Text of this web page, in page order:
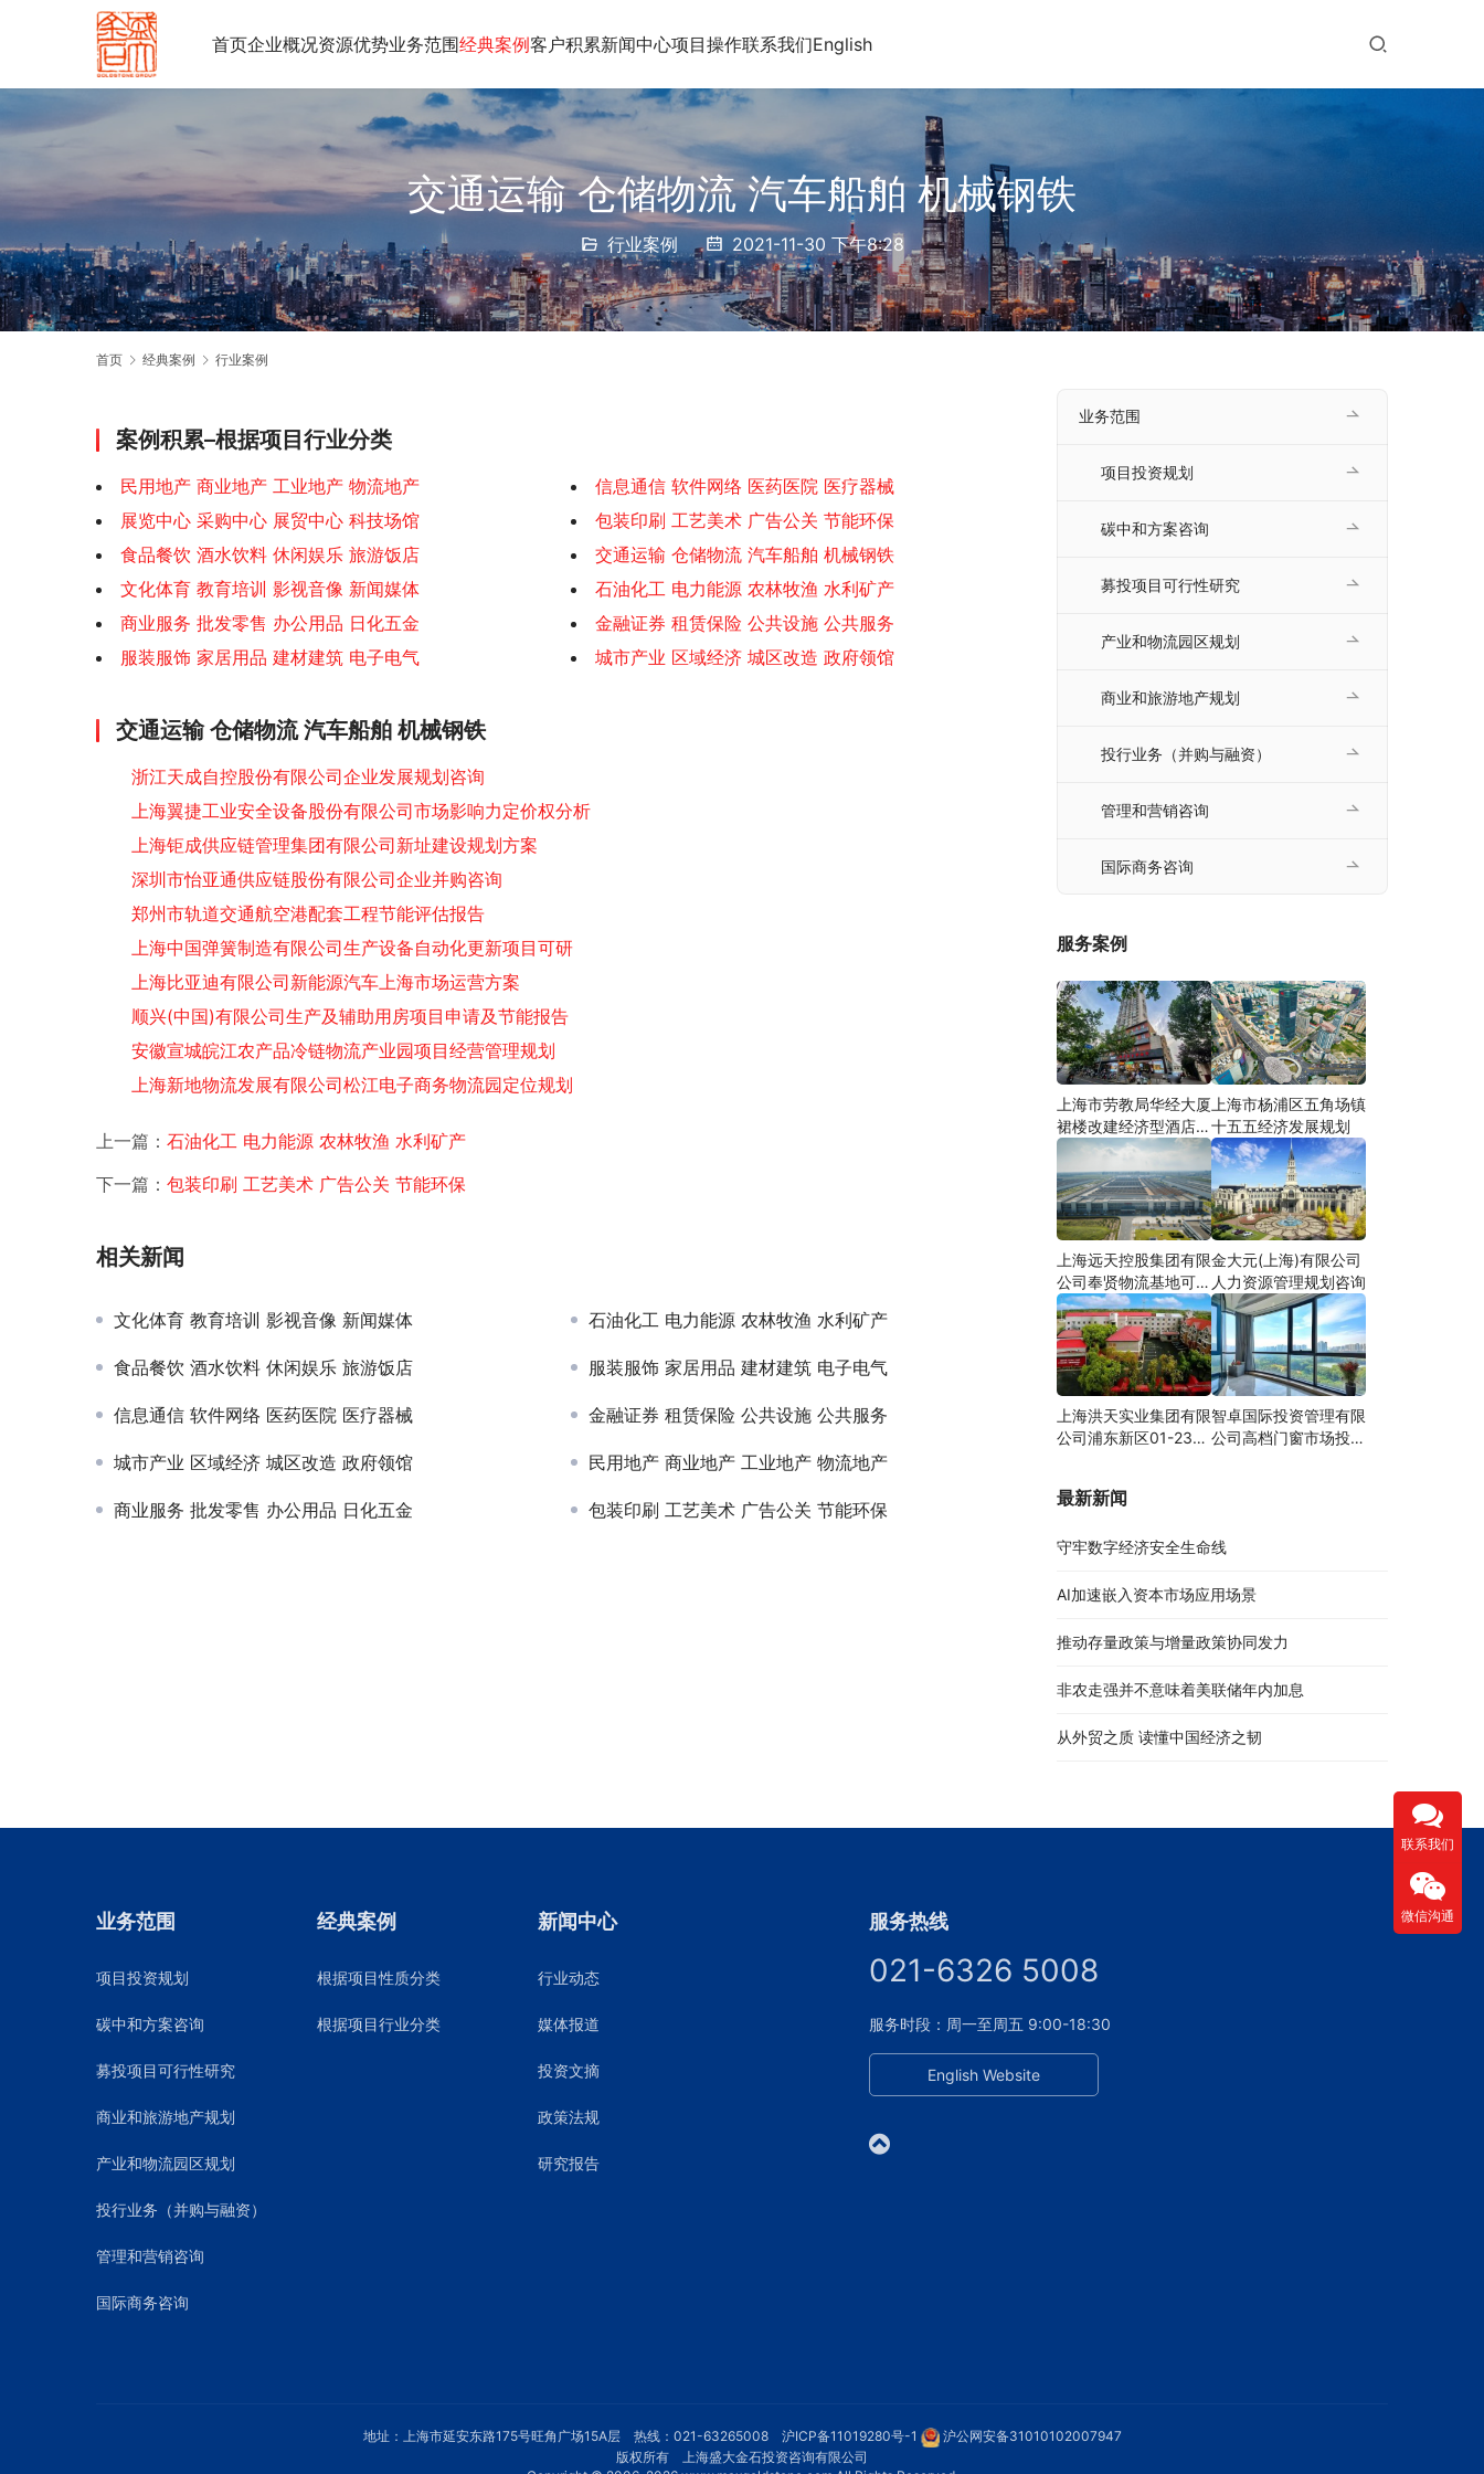
首页企业概况资源优势业务范围经典案例客户积累新闻中心项目操作联系我们English
交通运输 仓储物流 汽车船舶 机械钢铁
行业案例 2021-11-30 下午8:28
首页 经典案例 行业案例
案例积累–根据项目行业分类
民用地产 商业地产 工业地产 物流地产
展览中心 采购中心 展贸中心 科技场馆
食品餐饮 酒水饮料 休闲娱乐 旅游饭店
文化体育 教育培训 影视音像 新闻媒体
商业服务 批发零售 办公用品 日化五金
服装服饰 家居用品 建材建筑 电子电气
信息通信 软件网络 医药医院 医疗器械
包装印刷 工艺美术 广告公关 节能环保
交通运输 仓储物流 汽车船舶 机械钢铁
石油化工 电力能源 农林牧渔 水利矿产
金融证券 租赁保险 公共设施 公共服务
城市产业 区域经济 城区改造 政府领馆
交通运输 仓储物流 汽车船舶 机械钢铁
浙江天成自控股份有限公司企业发展规划咨询
上海翼捷工业安全设备股份有限公司市场影响力定价权分析
上海钜成供应链管理集团有限公司新址建设规划方案
深圳市怡亚通供应链股份有限公司企业并购咨询
郑州市轨道交通航空港配套工程节能评估报告
上海中国弹簧制造有限公司生产设备自动化更新项目可研
上海比亚迪有限公司新能源汽车上海市场运营方案
顺兴(中国)有限公司生产及辅助用房项目申请及节能报告
安徽宣城皖江农产品冷链物流产业园项目经营管理规划
上海新地物流发展有限公司松江电子商务物流园定位规划
上一篇： 石油化工 电力能源 农林牧渔 水利矿产
下一篇： 包装印刷 工艺美术 广告公关 节能环保
相关新闻
文化体育 教育培训 影视音像 新闻媒体 石油化工 电力能源 农林牧渔 水利矿产
食品餐饮 酒水饮料 休闲娱乐 旅游饭店 服装服饰 家居用品 建材建筑 电子电气
信息通信 软件网络 医药医院 医疗器械 金融证券 租赁保险 公共设施 公共服务
城市产业 区域经济 城区改造 政府领馆 民用地产 商业地产 工业地产 物流地产
商业服务 批发零售 办公用品 日化五金 包装印刷 工艺美术 广告公关 节能环保
业务范围
项目投资规划
碳中和方案咨询
募投项目可行性研究
产业和物流园区规划
商业和旅游地产规划
投行业务（并购与融资）
管理和营销咨询
国际商务咨询
服务案例
上海市劳教局华经大厦
裙楼改建经济型酒店可
研
上海市杨浦区五角场镇
十五五经济发展规划
上海远天控股集团有限
公司奉贤物流基地可行
性研究
金大元(上海)有限公司
人力资源管理规划咨询
上海洪天实业集团有限
公司浦东新区01-23地
智卓国际投资管理有限
公司高档门窗市场投资
最新新闻
守牢数字经济安全生命线
AI加速嵌入资本市场应用场景
推动存量政策与增量政策协同发力
非农走强并不意味着美联储年内加息
从外贸之质 读懂中国经济之韧
业务范围
项目投资规划
碳中和方案咨询
募投项目可行性研究
商业和旅游地产规划
产业和物流园区规划
投行业务（并购与融资）
管理和营销咨询
国际商务咨询
经典案例
根据项目性质分类
根据项目行业分类
新闻中心
行业动态
媒体报道
投资文摘
政策法规
研究报告
服务热线
021-6326 5008
服务时段：周一至周五 9:00-18:30
English Website
地址：上海市延安东路175号旺角广场15A层 热线：021-63265008 沪ICP备11019280号-1
沪公网安备31010102007947
版权所有 上海盛大金石投资咨询有限公司
联系我们
微信沟通